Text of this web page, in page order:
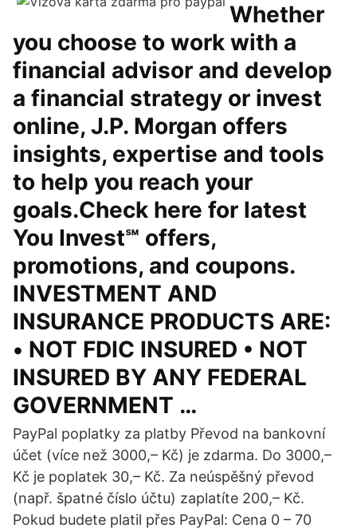
Whether
you choose to work with a
financial advisor and develop
a financial strategy or invest
online, J.P. Morgan offers
insights, expertise and tools
to help you reach your
goals.Check here for latest
You Invest℠ offers,
promotions, and coupons.
INVESTMENT AND
INSURANCE PRODUCTS ARE:
• NOT FDIC INSURED • NOT
INSURED BY ANY FEDERAL
GOVERNMENT …
PayPal poplatky za platby Převod na bankovní
účet (více než 3000,– Kč) je zdarma. Do 3000,–
Kč je poplatek 30,– Kč. Za neúspěšný převod
(např. špatné číslo účtu) zaplatíte 200,– Kč.
Pokud budete platil přes PayPal: Cena 0 – 70